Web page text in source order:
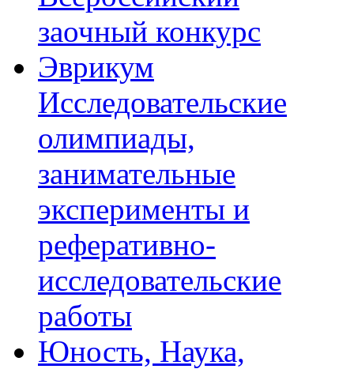
заочный конкурс
Эврикум
Исследовательские
олимпиады,
занимательные
эксперименты и
реферативно-
исследовательские
работы
Юность, Наука,